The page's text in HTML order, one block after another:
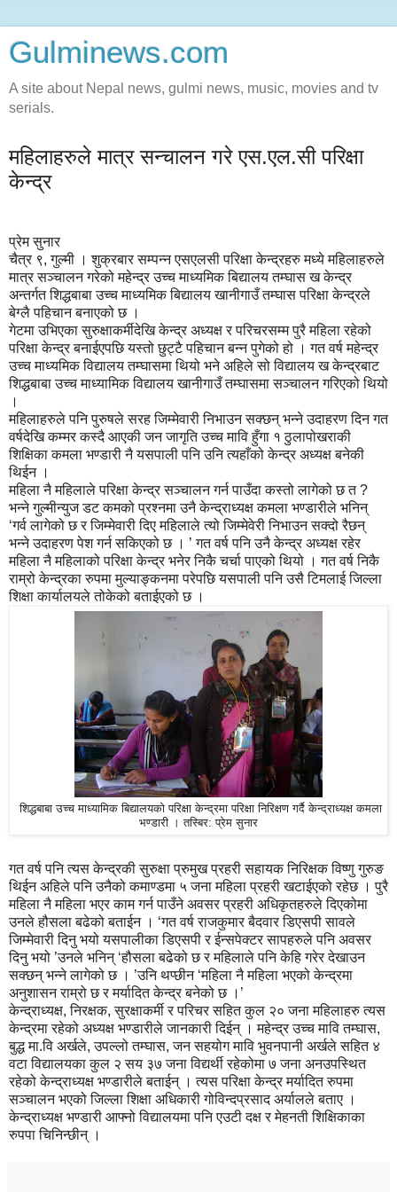
Gulminews.com
A site about Nepal news, gulmi news, music, movies and tv
serials.
महिलाहरुले मात्र सन्चालन गरे एस.एल.सी परिक्षा
केन्द्र
प्रेम सुनार
चैत्र ९, गुल्मी । शुक्रबार सम्पन्न एसएलसी परिक्षा केन्द्रहरु मध्ये महिलाहरुले
मात्र सञ्चालन गरेको महेन्द्र उच्च माध्यमिक बिद्यालय तम्घास ख केन्द्र
अन्तर्गत शिद्धबाबा उच्च माध्यमिक बिद्यालय खानीगाउँ तम्घास परिक्षा केन्द्रले
बेग्लै पहिचान बनाएको छ ।
गेटमा उभिएका सुरुक्षाकर्मीदेखि केन्द्र अध्यक्ष र परिचरसम्म पुरै महिला रहेको
परिक्षा केन्द्र बनाईएपछि यस्तो छुट्टै पहिचान बन्न पुगेको हो । गत वर्ष महेन्द्र
उच्च माध्यमिक विद्यालय तम्घासमा थियो भने अहिले सो विद्यालय ख केन्द्रबाट
शिद्धबाबा उच्च माध्यामिक विद्यालय खानीगाउँ तम्घासमा सञ्चालन गरिएको थियो
।
महिलाहरुले पनि पुरुषले सरह जिम्मेवारी निभाउन सक्छन् भन्ने उदाहरण दिन गत
वर्षदेखि कम्मर कस्दै आएकी जन जागृति उच्च मावि हुँगा १ ठुलापोखराकी
शिक्षिका कमला भण्डारी नै यसपाली पनि उनि त्यहाँको केन्द्र अध्यक्ष बनेकी
थिईन ।
महिला नै महिलाले परिक्षा केन्द्र सञ्चालन गर्न पाउँदा कस्तो लागेको छ त ?
भन्ने गुल्मीन्युज डट कमको प्रश्नमा उनै केन्द्राध्यक्ष कमला भण्डारीले भनिन्
‘गर्व लागेको छ र जिम्मेवारी दिए महिलाले त्यो जिम्मेवेरी निभाउन सक्दो रैछन्
भन्ने उदाहरण पेश गर्न सकिएको छ । ’ गत वर्ष पनि उनै केन्द्र अध्यक्ष रहेर
महिला नै महिलाको परिक्षा केन्द्र भनेर निकै चर्चा पाएको थियो । गत वर्ष निकै
राम्रो केन्द्रका रुपमा मुल्याङ्कनमा परेपछि यसपाली पनि उसै टिमलाई जिल्ला
शिक्षा कार्यालयले तोकेको बताईएको छ ।
शिद्धबाबा उच्च माध्यामिक बिद्यालयको परिक्षा केन्द्रमा परिक्षा निरिक्षण गर्दै केन्द्राध्यक्ष कमला
भण्डारी । तस्बिर: प्रेम सुनार
गत वर्ष पनि त्यस केन्द्रकी सुरुक्षा प्रुमुख प्रहरी सहायक निरिक्षक विष्णु गुरुङ
थिईन अहिले पनि उनैको कमाण्डमा ५ जना महिला प्रहरी खटाईएको रहेछ । पुरै
महिला नै महिला भएर काम गर्न पाउँने अवसर प्रहरी अधिकृतहरुले दिएकोमा
उनले हौसला बढेको बताईन । ‘गत वर्ष राजकुमार बैदवार डिएसपी सावले
जिम्मेवारी दिनु भयो यसपालीका डिएसपी र ईन्सपेक्टर सापहरुले पनि अवसर
दिनु भयो ’उनले भनिन् ‘हौसला बढेको छ र महिलाले पनि केहि गरेर देखाउन
सक्छन् भन्ने लागेको छ । ’उनि थप्छीन ‘महिला नै महिला भएको केन्द्रमा
अनुशासन राम्रो छ र मर्यादित केन्द्र बनेको छ ।’
केन्द्राध्यक्ष, निरक्षक, सुरक्षाकर्मी र परिचर सहित कुल २० जना महिलाहरु त्यस
केन्द्रमा रहेको अध्यक्ष भण्डारीले जानकारी दिईन् । महेन्द्र उच्च मावि तम्घास,
बुद्ध मा.वि अर्खले, उपल्लो तम्घास, जन सहयोग मावि भुवनपानी अर्खले सहित ४
वटा विद्यालयका कुल २ सय ३७ जना विद्यर्थी रहेकोमा ७ जना अनउपस्थित
रहेको केन्द्राध्यक्ष भण्डारीले बताईन् । त्यस परिक्षा केन्द्र मर्यादित रुपमा
सञ्चालन भएको जिल्ला शिक्षा अधिकारी गोविन्दप्रसाद अर्यालले बताए ।
केन्द्राध्यक्ष भण्डारी आफ्नो विद्यालयमा पनि एउटी दक्ष र मेहनती शिक्षिकाका
रुपपा चिनिन्छीन् ।